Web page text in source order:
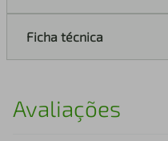
Ficha técnica
Avaliações